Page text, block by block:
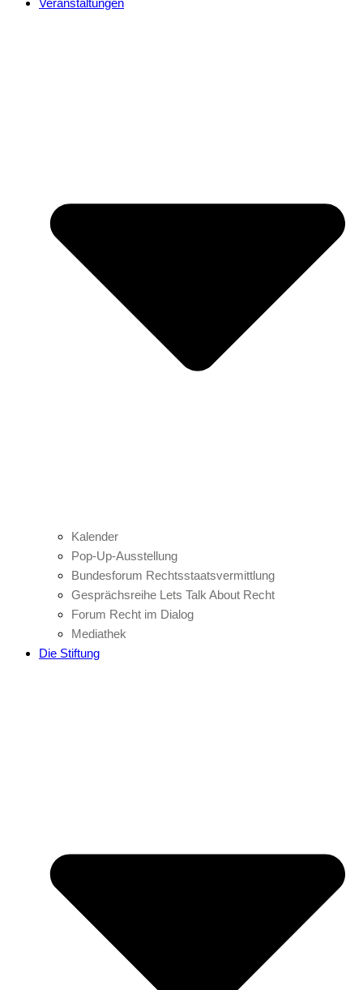
Veranstaltungen
Kalender
Pop-Up-Ausstellung
Bundesforum Rechtsstaatsvermittlung
Gesprächsreihe Lets Talk About Recht
Forum Recht im Dialog
Mediathek
Die Stiftung